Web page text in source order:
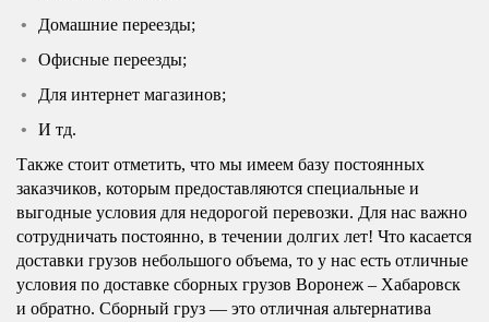
Домашние переезды;
Офисные переезды;
Для интернет магазинов;
И тд.
Также стоит отметить, что мы имеем базу постоянных
заказчиков, которым предоставляются специальные и
выгодные условия для недорогой перевозки. Для нас важно
сотрудничать постоянно, в течении долгих лет! Что касается
доставки грузов небольшого объема, то у нас есть отличные
условия по доставке сборных грузов Воронеж – Хабаровск
и обратно. Сборный груз — это отличная альтернатива